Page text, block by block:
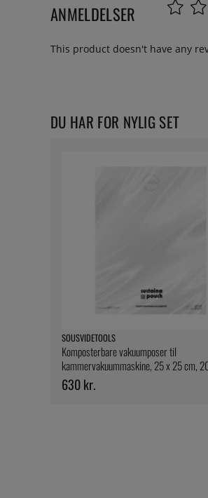
ANMELDELSER
This product doesn't have any
DU HAR FOR NYLIG SET
SOUSVIDETOOLS
Komposterbare vakuumposer til
kammervakuummaskine, 25 x 25 cm,
SousVideTools
630 kr.